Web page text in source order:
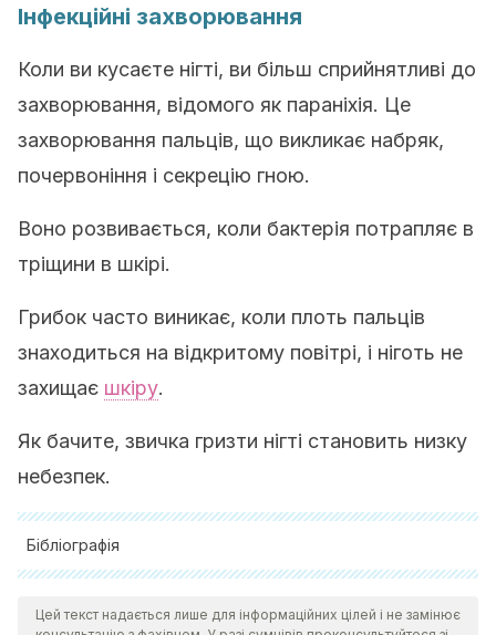
Інфекційні захворювання
Коли ви кусаєте нігті, ви більш сприйнятливі до
захворювання, відомого як параніхія. Це
захворювання пальців, що викликає набряк,
почервоніння і секрецію гною.
Воно розвивається, коли бактерія потрапляє в
тріщини в шкірі.
Грибок часто виникає, коли плоть пальців
знаходиться на відкритому повітрі, і ніготь не
захищає шкіру.
Як бачите, звичка гризти нігті становить низку
небезпек.
Бібліографія
comerse-las-unas-es-malo/
Цей текст надається лише для інформаційних цілей і не замінює